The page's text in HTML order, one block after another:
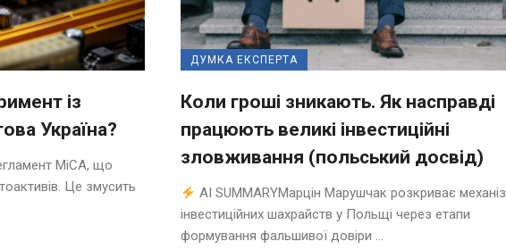
із
Україна?
MiCA, що
Це змусить
ДУМКА ЕКСПЕРТА
Коли гроші зникають. Як насправді
працюють великі інвестиційні
зловживання (польський досвід)
AI SUMMARYМарцін Марушчак розкриває
інвестиційних шахрайств у Польщі через етапи
формування фальшивої довіри ...